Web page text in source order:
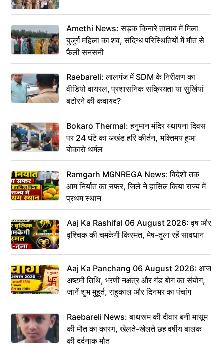
Amethi News: सड़क किनारे तालाब में मिला
बुजुर्ग महिला का शव, संदिग्ध परिस्थितियों में मौत से
फैली सनसनी
Raebareli: लालगंज में SDM के निरीक्षण का
वीडियो वायरल, प्रशासनिक सक्रियता या सुर्खियां
बटोरने की कवायद?
Bokaro Thermal: हनुमान मंदिर स्थापना दिवस
पर 24 घंटे का अखंड हरि कीर्तन, भक्तिमय हुआ
बोकारो थर्मल
Ramgarh MGNREGA News: विदेशों तक
आम निर्यात का सफर, जिले ने हासिल किया राज्य में
प्रथम स्थान
Aaj Ka Rashifal 06 August 2026: वृष और
वृश्चिक की चमकेगी किस्मत, मेष-तुला रहें सावधान
Aaj Ka Panchang 06 August 2026: आज
अष्टमी तिथि, भरणी नक्षत्र और गंड योग का संयोग,
जानें शुभ मुहूर्त, राहुकाल और दिनभर का पंचांग
Raebareli News: बाथरूम की दीवार बनी मासूम
की मौत का कारण, खेलते-खेलते छह वर्षीय बालक
की दर्दनाक मौत